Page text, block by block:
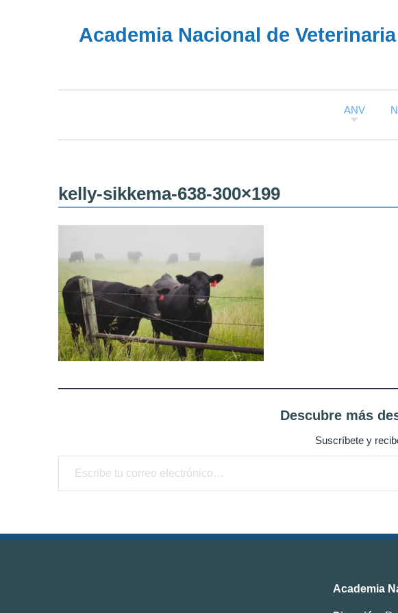
Academia Nacional de Veterinaria
ANV
kelly-sikkema-638-300×199
Descubre más
Suscríbete y
Escribe tu correo electrónico…
Academia